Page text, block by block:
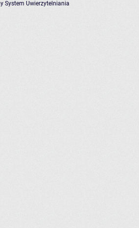
System Uwierzytelniania